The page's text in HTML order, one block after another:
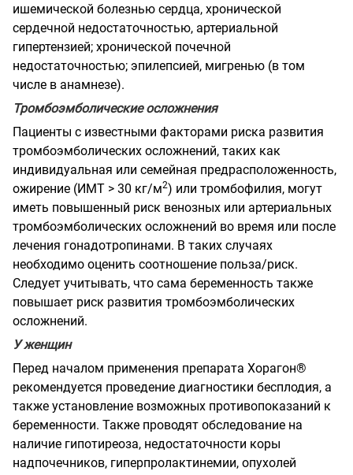
ишемической болезнью сердца, хронической
сердечной недостаточностью, артериальной
гипертензией; хронической почечной
недостаточностью; эпилепсией, мигренью (в том
числе в анамнезе).
Тромбоэмболические осложнения
Пациенты с известными факторами риска развития
тромбоэмболических осложнений, таких как
индивидуальная или семейная предрасположенность,
ожирение (ИМТ > 30 кг/м2) или тромбофилия, могут
иметь повышенный риск венозных или артериальных
тромбоэмболических осложнений во время или после
лечения гонадотропинами. В таких случаях
необходимо оценить соотношение польза/риск.
Следует учитывать, что сама беременность также
повышает риск развития тромбоэмболических
осложнений.
У женщин
Перед началом применения препарата Хорагон®
рекомендуется проведение диагностики бесплодия, а
также установление возможных противопоказаний к
беременности. Также проводят обследование на
наличие гипотиреоза, недостаточности коры
надпочечников, гиперпролактинемии, опухолей